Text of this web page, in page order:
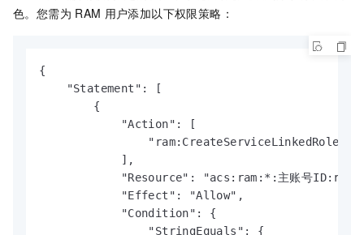
色。您需为 RAM 用户添加以下权限策略：
{
    "Statement": [
        {
            "Action": [
                "ram:CreateServiceLinkedRole"
            ],
"Resource": "acs:ram:*:主账号
            "Effect": "Allow",
            "Condition": {
                "StringEquals": {